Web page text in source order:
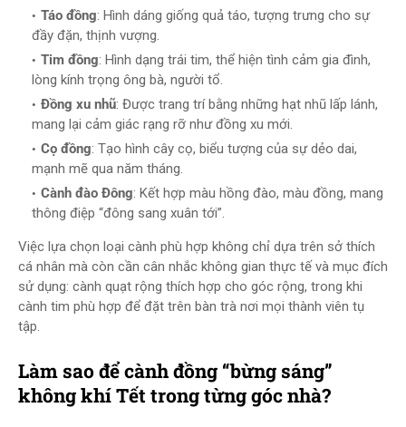
Táo đồng: Hình dáng giống quả táo, tượng trưng cho sự
đầy đặn, thịnh vượng.
Tim đồng: Hình dạng trái tim, thể hiện tình cảm gia đình,
lòng kính trọng ông bà, người tổ.
Đồng xu nhũ: Được trang trí bằng những hạt nhũ lấp lánh,
mang lại cảm giác rạng rỡ như đồng xu mới.
Cọ đồng: Tạo hình cây cọ, biểu tượng của sự dẻo dai,
mạnh mẽ qua năm tháng.
Cành đào Đông: Kết hợp màu hồng đào, màu đồng, mang
thông điệp “đông sang xuân tới”.
Việc lựa chọn loại cành phù hợp không chỉ dựa trên sở thích
cá nhân mà còn cần cân nhắc không gian thực tế và mục đích
sử dụng: cành quạt rộng thích hợp cho góc rộng, trong khi
cành tim phù hợp để đặt trên bàn trà nơi mọi thành viên tụ
tập.
Làm sao để cành đồng “bừng sáng”
không khí Tết trong từng góc nhà?